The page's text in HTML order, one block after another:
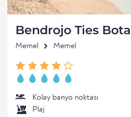
Bendrojo Ties
Memel Memel
Kolay banyo noktası
Plaj